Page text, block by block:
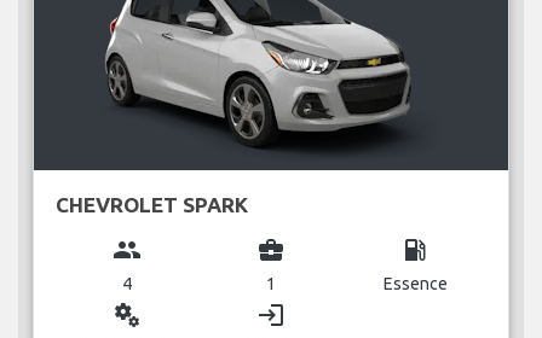
CHEVROLET SPARK
group
4
business_center
1
local_gas_station
Essence
miscellaneous_services login